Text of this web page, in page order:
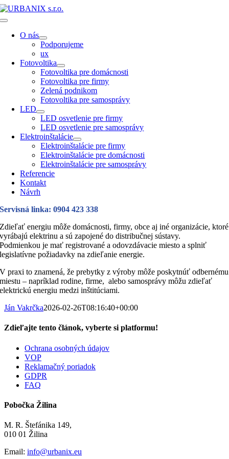
Skip
to
Toggle
Navigation
O nás
Podporujeme
ux
Fotovoltika
Fotovoltika pre domácnosti
Fotovoltika pre firmy
Zelená podnikom
Fotovoltika pre samosprávy
LED
LED osvetlenie pre firmy
LED osvetlenie pre samosprávy
Elektroinštalácie
Elektroinštalácie pre firmy
Elektroinštalácie pre domácnosti
Elektroinštalácie pre samosprávy
Referencie
Kontakt
Návrh
Servisná linka: 0904 423 338
Zdieľať energiu môže domácnosti, firmy, obce aj iné organizácie, ktoré
vyrábajú elektrinu a sú zapojené do distribučnej sústavy.
Podmienkou je mať registrované a odovzdávacie miesto a splniť
legislatívne požiadavky na zdieľanie energie.
V praxi to znamená, že prebytky z výroby môže poskytnúť odbernému
miestu – napríklad rodine, firme, alebo samosprávy môžu zdieľať
elektrickú energiu medzi inštitúciami.
Ján Vakrčka2026-02-26T08:16:40+00:00
Zdieľajte tento článok, vyberte si platformu!
Facebook
LinkedIn
Email
Ochrana osobných údajov
VOP
Reklamačný poriadok
GDPR
FAQ
Pobočka Žilina
M. R. Štefánika 149,
010 01 Žilina
Email: info@urbanix.eu